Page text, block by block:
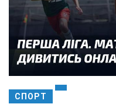
СПОРТ